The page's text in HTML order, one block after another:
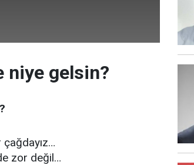
niye gelsin?
çağdayız…
zor değil…